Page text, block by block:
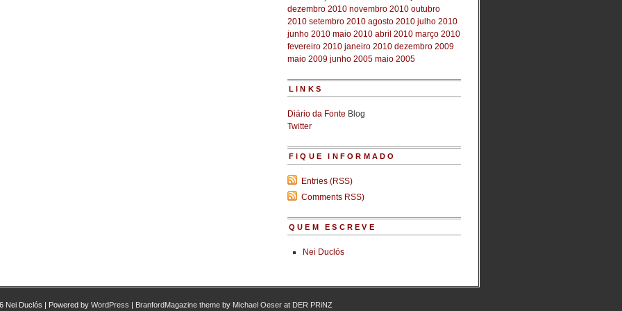
dezembro 2010 novembro 2010 outubro
2010 setembro 2010 agosto 2010 julho 2010
junho 2010 maio 2010 abril 2010 março 2010
fevereiro 2010 janeiro 2010 dezembro 2009
maio 2009 junho 2005 maio 2005
LINKS
Diário da Fonte Blog
Twitter
FIQUE INFORMADO
Entries (RSS)
Comments RSS)
QUEM ESCREVE
Nei Duclós
Nei Duclós | Powered by WordPress | BranfordMagazine themeby Michael Oeserat DER PRiNZ